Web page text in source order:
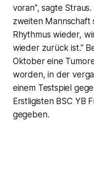
voran", sagte
zweiten Mannschaft
Rhythmus wieder,
wieder zurück ist."
Oktober eine
worden, in der
einem Testspiel
Erstligisten BSC YB
gegeben.